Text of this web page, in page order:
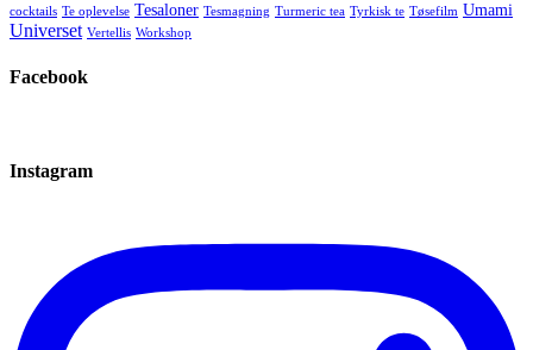
cocktails Te oplevelse Tesaloner Tesmagning Turmeric tea Tyrkisk te Tøsefilm Umami
Universet Vertellis Workshop
Facebook
Instagram